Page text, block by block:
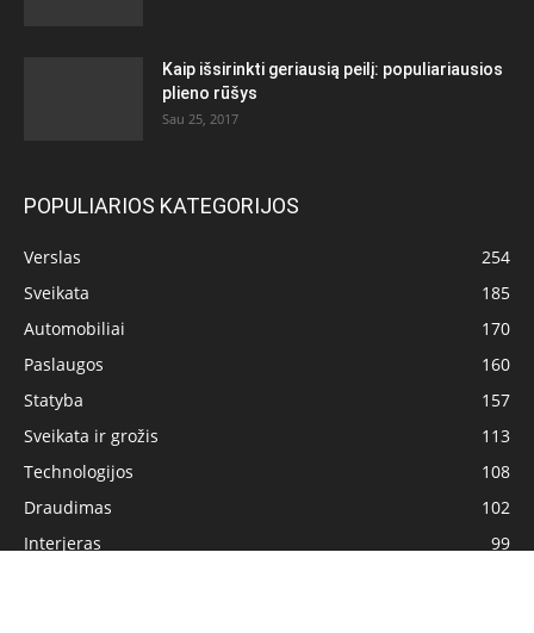
Kaip išsirinkti geriausią peilį: populiariausios
plieno rūšys
Sau 25, 2017
POPULIARIOS KATEGORIJOS
Verslas
254
Sveikata
185
Automobiliai
170
Paslaugos
160
Statyba
157
Sveikata ir grožis
113
Technologijos
108
Draudimas
102
Interjeras
99